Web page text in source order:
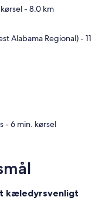
- 8.0 km
Alabama Regional) - 11
‪Bojangles' Famous Chicken 'n Biscuits - ‬6 min. kørsel
kæledyrsvenligt